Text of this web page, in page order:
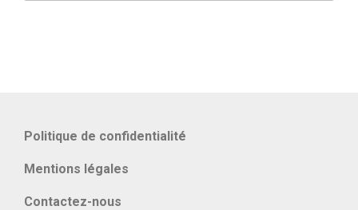
Politique de confidentialité
Mentions légales
Contactez-nous